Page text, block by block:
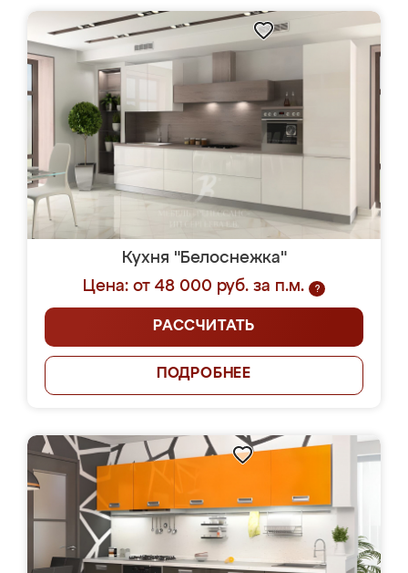
Кухня "Белоснежка"
Цена: от 48 000 руб. за п.м.
?
РАССЧИТАТЬ
ПОДРОБНЕЕ